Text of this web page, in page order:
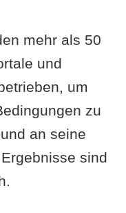
mehr als 50
und
um
zu
an seine
sind